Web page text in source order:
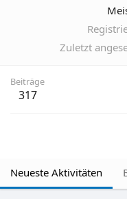
Zuletzt
Beiträge
317
Neueste Aktivitäten